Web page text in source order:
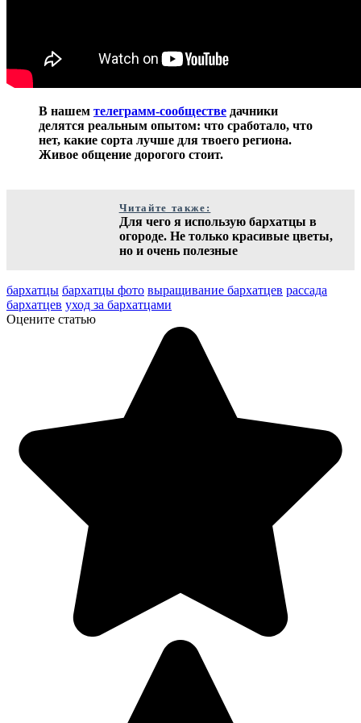
В нашем телеграмм-сообществе дачники
делятся реальным опытом: что сработало, что
нет, какие сорта лучше для твоего региона.
Живое общение дорогого стоит.
Читайте также:
Для чего я использую бархатцы в
огороде. Не только красивые цветы,
но и очень полезные
бархатцы бархатцы фото выращивание бархатцев рассада
бархатцев уход за бархатцами
Оцените статью